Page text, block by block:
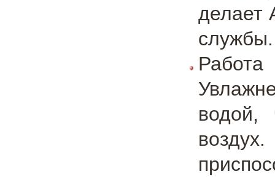
делает
службы.
водой,